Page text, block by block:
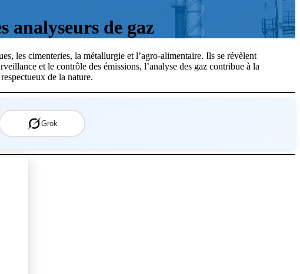
analyseurs de gaz
les cimenteries, la métallurgie et l’agro-alimentaire. Ils se révèlent
et le contrôle des émissions, l’analyse des gaz contribue à la
de la nature.
Grok